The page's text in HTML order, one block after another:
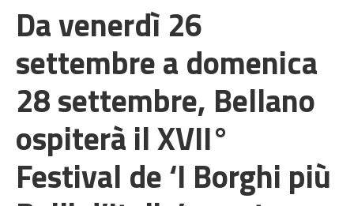
Da venerdì 26
settembre a domenica
28 settembre, Bellano
ospiterà il XVII°
Festival de ‘I Borghi più